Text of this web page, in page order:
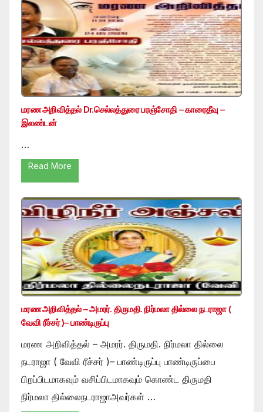
மரண அறிவித்தல் Dr.செல்லத்துரை பரஞ்சோதி – காரைதீவு –
இலண்டன்
…
Read More
மரண அறிவித்தல் – அமரர். திருமதி. நிர்மலா தில்லை நடராஜா (
வேவி ரீச்சர் )– பாண்டிருப்பு
மரண அறிவித்தல் – அமரர். திருமதி. நிர்மலா தில்லை
நடராஜா ( வேவி ரீச்சர் )– பாண்டிருப்பு பாண்டிருப்பை
பிறப்பிடமாகவும் வசிப்பிடமாகவும் கொண்ட திருமதி
நிர்மலா தில்லைநடராஜாஅவர்கள் …